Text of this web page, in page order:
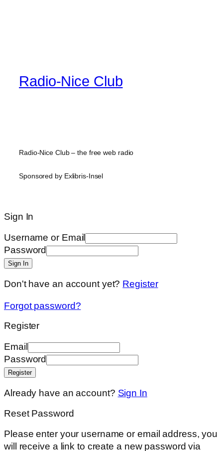
Radio-Nice Club
Radio-Nice Club – the free web radio
Sponsored by Exlibris-Insel
Sign In
Username or Email
Password
Sign In
Don't have an account yet? Register
Forgot password?
Register
Email
Password
Register
Already have an account? Sign In
Reset Password
Please enter your username or email address, you
will receive a link to create a new password via